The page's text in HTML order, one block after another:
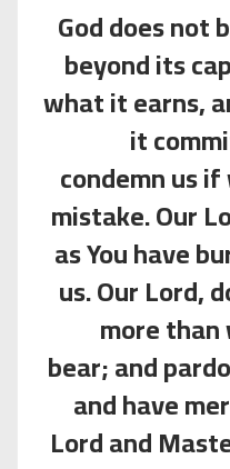
286 - God does
beyond its
what it earns,
it
condemn us
mistake. Our
as You have
us. Our Lord,
more
bear; and
and have
Lord and